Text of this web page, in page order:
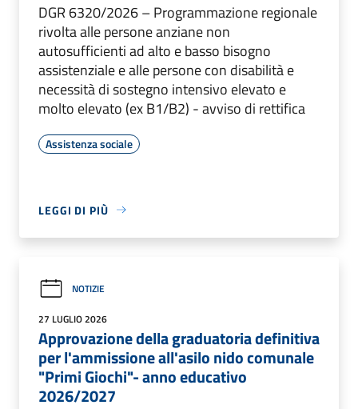
DGR 6320/2026 – Programmazione regionale
rivolta alle persone anziane non
autosufficienti ad alto e basso bisogno
assistenziale e alle persone con disabilità e
necessità di sostegno intensivo elevato e
molto elevato (ex B1/B2) - avviso di rettifica
Assistenza sociale
LEGGI DI PIÙ
NOTIZIE
27 LUGLIO 2026
Approvazione della graduatoria definitiva
per l'ammissione all'asilo nido comunale
"Primi Giochi"- anno educativo
2026/2027